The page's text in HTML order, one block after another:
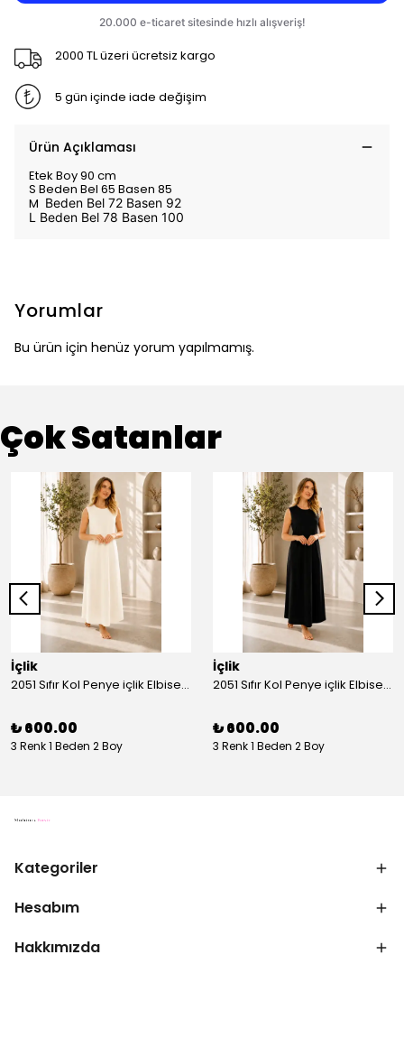
2000 TL üzeri ücretsiz kargo
5 gün içinde iade değişim
Ürün Açıklaması
Etek Boy 90 cm
S Beden Bel 65 Basen 85
M Beden Bel 72 Basen 92
L Beden Bel 78 Basen 100
Yorumlar
Bu ürün için henüz yorum yapılmamış.
Çok Satanlar
İçlik
2051 Sıfır Kol Penye içlik Elbise - Ekru
₺ 600.00
3 Renk 1 Beden 2 Boy
İçlik
2051 Sıfır Kol Penye içlik Elbise - Siyah
₺ 600.00
3 Renk 1 Beden 2 Boy
Kategoriler
Hesabım
Hakkımızda